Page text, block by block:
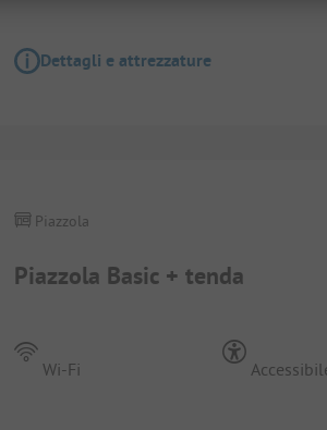
Dettagli e attrezzature
Piazzola Basic + tenda
Piazzola
Wi-Fi